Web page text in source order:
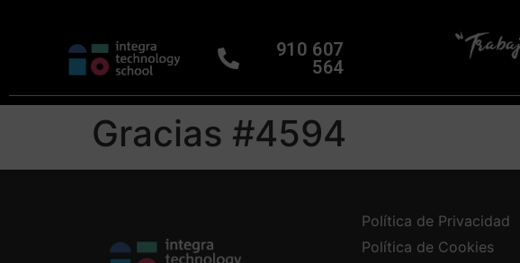
910 607
564
Gracias #4594
Política de Privacidad
Política de Cookies